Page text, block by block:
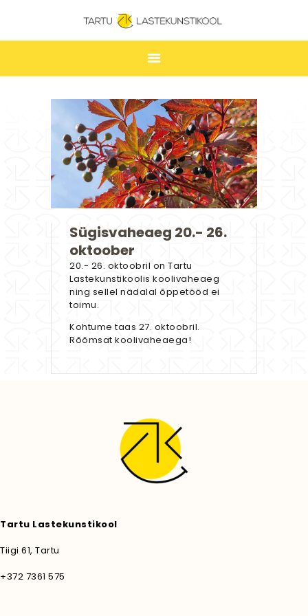
TARTU LASTEKUNSTIKOOL
ESILEHT
UUDISED
ÕPPIMINE
TUNNIPLAAN
LASTEKUNSTIKOOL
KONTAKT
STUUDIUM
Sügisvaheaeg 20.- 26.
oktoober
20.- 26. oktoobril on Tartu
Lastekunstikoolis koolivaheaeg
ning sellel nädalal õppetööd ei
toimu.
Kohtume taas 27. oktoobril.
Rõõmsat koolivaheaega!
Tartu Lastekunstikool
Tiigi 61, Tartu
+372 7361 575